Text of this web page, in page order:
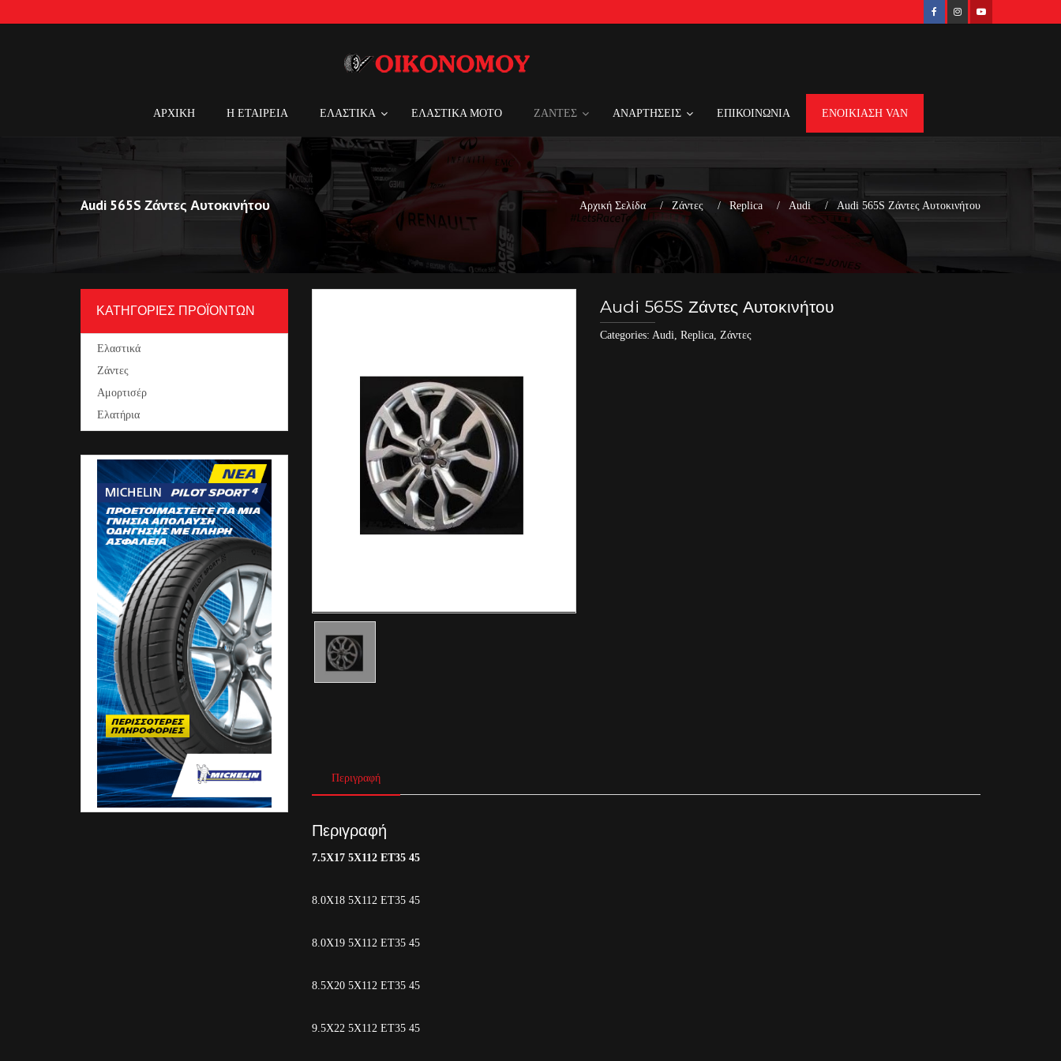
ΑΡΧΙΚΗ Η ΕΤΑΙΡΕΙΑ ΕΛΑΣΤΙΚΑ ΕΛΑΣΤΙΚΑ MOTO ΖΑΝΤΕΣ ΑΝΑΡΤΗΣΕΙΣ ΕΠΙΚΟΙΝΩΝΙΑ ΕΝΟΙΚΙΑΣΗ VAN
Audi 565S Ζάντες Αυτοκινήτου Αρχική Σελίδα Ζάντες Replica Audi Audi 565S Ζάντες Αυτοκινήτου
Audi 565S Ζάντες Αυτοκινήτου
Categories:Audi,Replica,Ζάντες
Περιγραφή
Περιγραφή
7.5X17 5X112 ET35 45
8.0Χ18 5Χ112 ΕΤ35 45
8.0Χ19 5Χ112 ΕΤ35 45
8.5X20 5X112 ET35 45
9.5X22 5X112 ET35 45
ΚΑΤΗΓΟΡΙΕΣ ΠΡΟΪΟΝΤΩΝ
Ελαστικά
Ζάντες
Αμορτισέρ
Ελατήρια